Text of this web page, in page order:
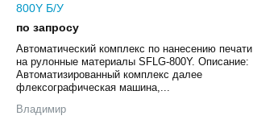
800Y Б/У
по запросу
Автоматический комплекс по нанесению печати
на рулонные материалы SFLG-800Y. Описание:
Автоматизированный комплекс далее
флексографическая машина,...
Владимир